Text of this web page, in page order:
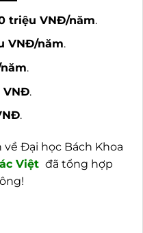
triệu VNĐ/năm.
VNĐ/năm.
.
VNĐ.
.
Đại học Bách Khoa
Việt đã tổng hợp